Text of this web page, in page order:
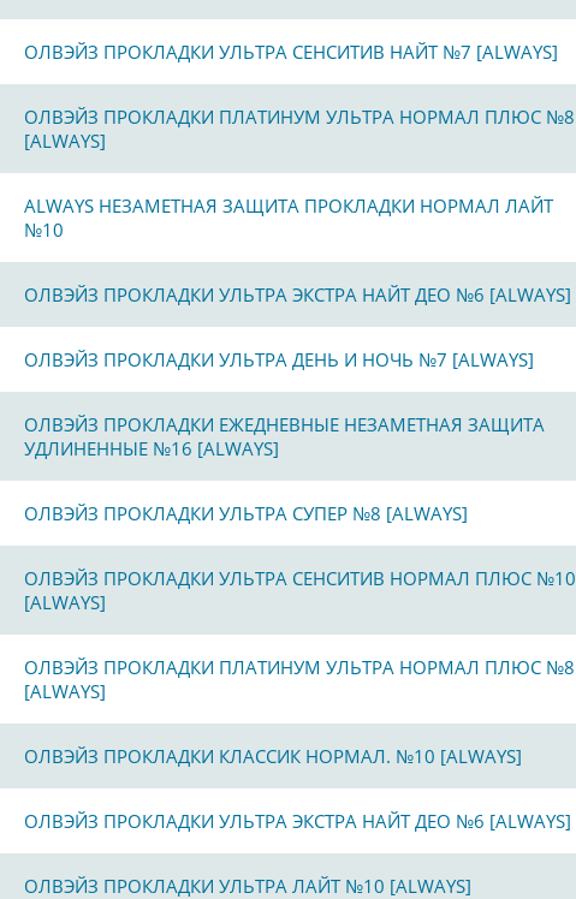
ОЛВЭЙЗ ПРОКЛАДКИ УЛЬТРА СЕНСИТИВ НАЙТ №7 [ALWAYS]
ОЛВЭЙЗ ПРОКЛАДКИ ПЛАТИНУМ УЛЬТРА НОРМАЛ ПЛЮС №8
[ALWAYS]
ALWAYS НЕЗАМЕТНАЯ ЗАЩИТА ПРОКЛАДКИ НОРМАЛ ЛАЙТ
№10
ОЛВЭЙЗ ПРОКЛАДКИ УЛЬТРА ЭКСТРА НАЙТ ДЕО №6 [ALWAYS]
ОЛВЭЙЗ ПРОКЛАДКИ УЛЬТРА ДЕНЬ И НОЧЬ №7 [ALWAYS]
ОЛВЭЙЗ ПРОКЛАДКИ ЕЖЕДНЕВНЫЕ НЕЗАМЕТНАЯ ЗАЩИТА
УДЛИНЕННЫЕ №16 [ALWAYS]
ОЛВЭЙЗ ПРОКЛАДКИ УЛЬТРА СУПЕР №8 [ALWAYS]
ОЛВЭЙЗ ПРОКЛАДКИ УЛЬТРА СЕНСИТИВ НОРМАЛ ПЛЮС №10
[ALWAYS]
ОЛВЭЙЗ ПРОКЛАДКИ ПЛАТИНУМ УЛЬТРА НОРМАЛ ПЛЮС №8
[ALWAYS]
ОЛВЭЙЗ ПРОКЛАДКИ КЛАССИК НОРМАЛ. №10 [ALWAYS]
ОЛВЭЙЗ ПРОКЛАДКИ УЛЬТРА ЭКСТРА НАЙТ ДЕО №6 [ALWAYS]
ОЛВЭЙЗ ПРОКЛАДКИ УЛЬТРА ЛАЙТ №10 [ALWAYS]